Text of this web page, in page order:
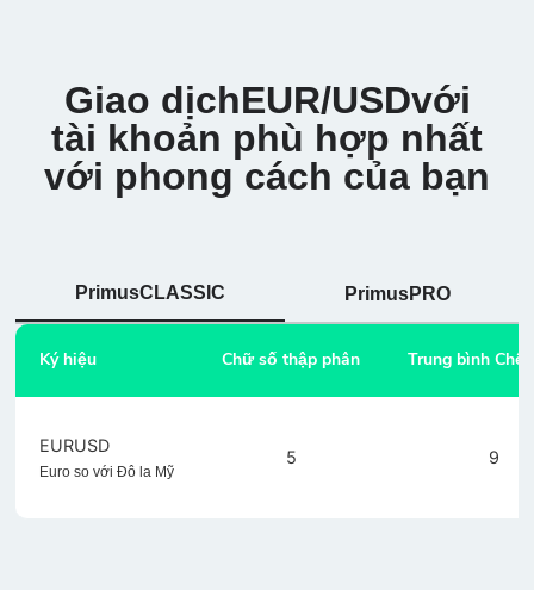
Giao dịchEUR/USDvới
tài khoản phù hợp nhất
với phong cách của bạn
PrimusCLASSIC PrimusPRO
Ký hiệu Chữ số thập phân Trung bình
EURUSD
Euro so với Đô la Mỹ
5 9